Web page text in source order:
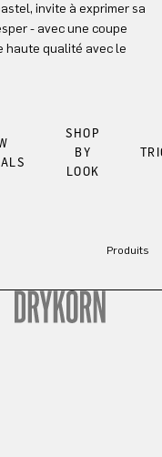
invite à exprimer sa
- avec une coupe
haute qualité avec le
SHOP
BY
LOOK
Produits